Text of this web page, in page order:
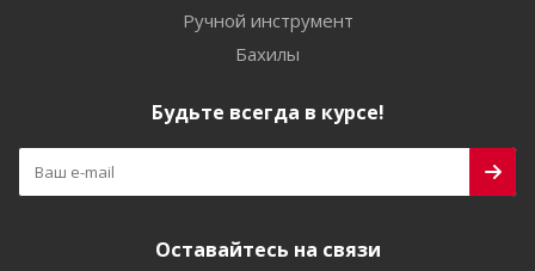
Ручной инструмент
Бахилы
Будьте всегда в курсе!
Оставайтесь на связи